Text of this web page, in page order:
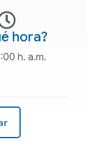
hora?
h. a.m.